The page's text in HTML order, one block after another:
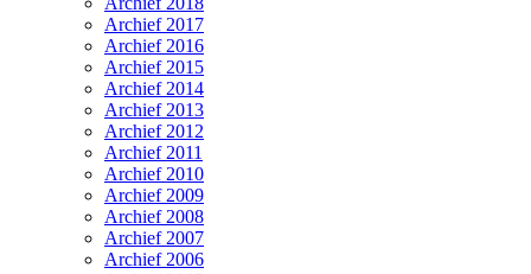
Archief 2017
Archief 2016
Archief 2015
Archief 2014
Archief 2013
Archief 2012
Archief 2011
Archief 2010
Archief 2009
Archief 2008
Archief 2007
Archief 2006